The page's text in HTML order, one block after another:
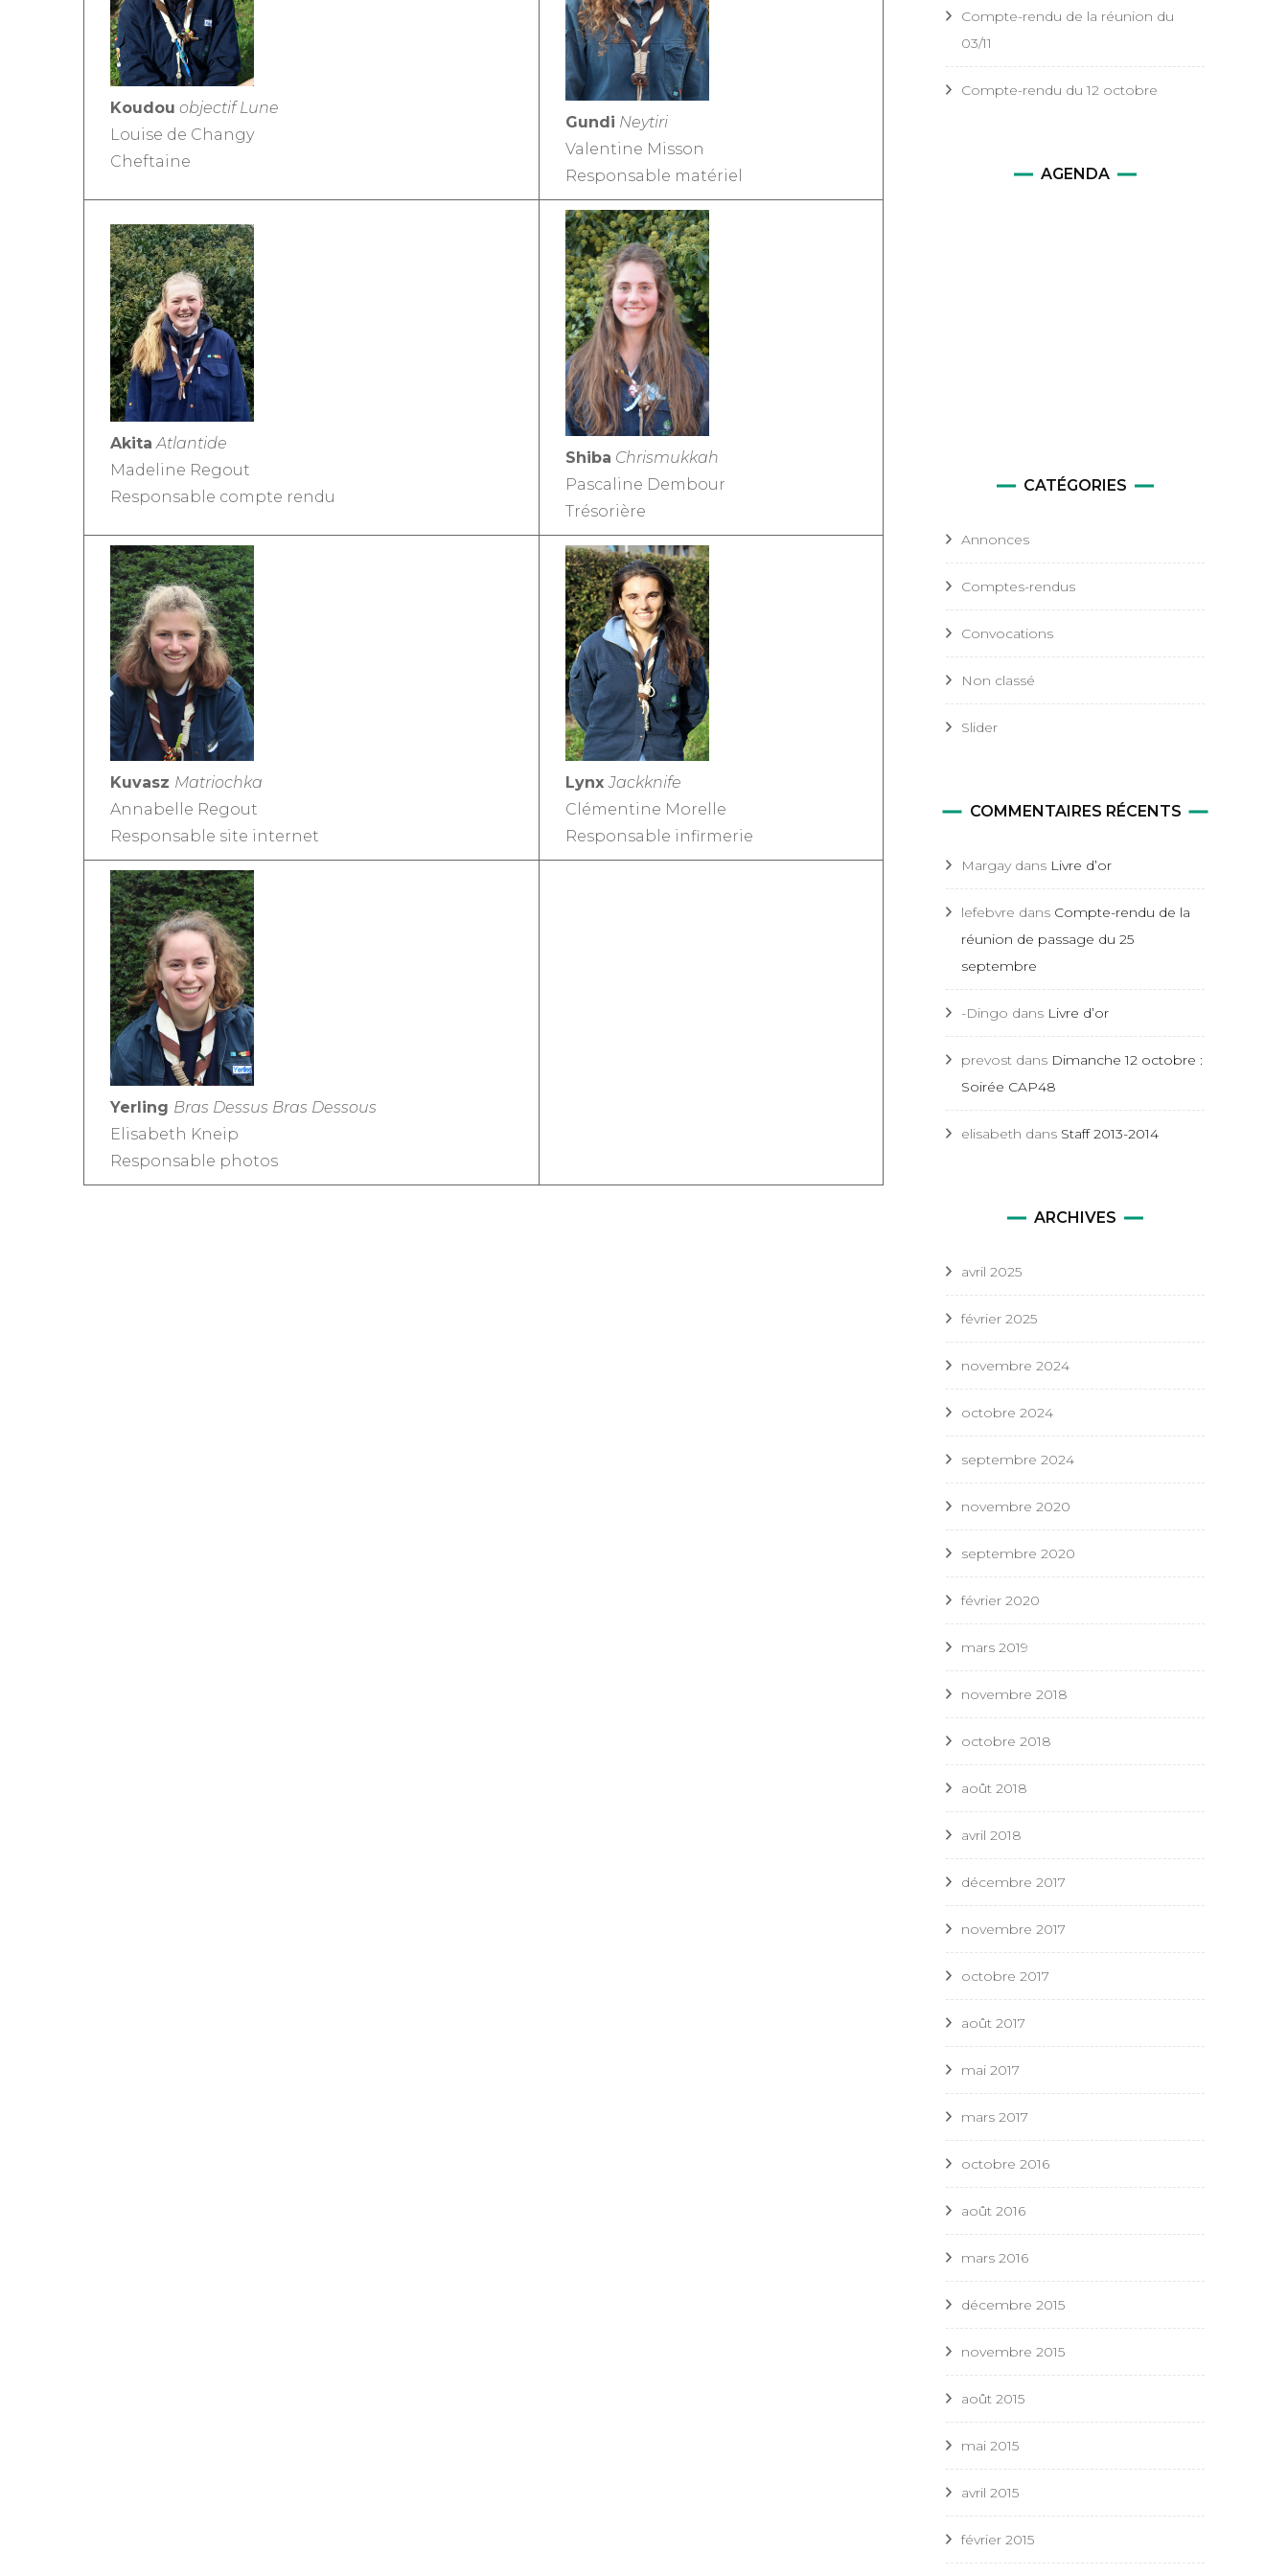
Compagnie 2013-2014 Staff 2016-2017
Staff 2015-2016
Staff 2013-2014
Staffs depuis 2009
Koudou objectif Lune
Louise de Changy
Cheftaine
Gundi Neytiri
Valentine Misson
Responsable matériel
Akita Atlantide
Madeline Regout
Responsable compte rendu
Shiba Chrismukkah
Pascaline Dembour
Trésorière
Kuvasz Matriochka
Annabelle Regout
Responsable site internet
LynxJackknife
Clémentine Morelle
Responsable infirmerie
Yerling Bras Dessus Bras Dessous
Elisabeth Kneip
Responsable photos
Compte-rendu de la réunion du
03/11
Compte-rendu du 12 octobre
AGENDA
CATÉGORIES
Annonces
Comptes-rendus
Convocations
Non classé
Slider
COMMENTAIRES RÉCENTS
Margay dans Livre d’or
lefebvre dans Compte-rendu de la
réunion de passage du 25
septembre
-Dingo dans Livre d’or
prevost dans Dimanche 12 octobre :
Soirée CAP48
elisabeth dans Staff 2013-2014
ARCHIVES
avril 2025
février 2025
novembre 2024
octobre 2024
septembre 2024
novembre 2020
septembre 2020
février 2020
mars 2019
novembre 2018
octobre 2018
août 2018
avril 2018
décembre 2017
novembre 2017
octobre 2017
août 2017
mai 2017
mars 2017
octobre 2016
août 2016
mars 2016
décembre 2015
novembre 2015
août 2015
mai 2015
avril 2015
février 2015